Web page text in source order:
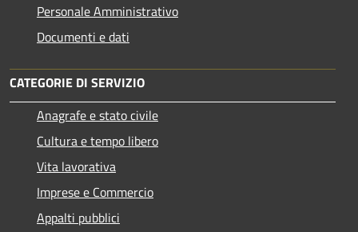
Personale Amministrativo
Documenti e dati
CATEGORIE DI SERVIZIO
Anagrafe e stato civile
Cultura e tempo libero
Vita lavorativa
Imprese e Commercio
Appalti pubblici